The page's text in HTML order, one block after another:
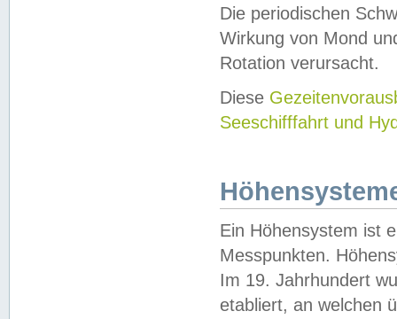
Die periodischen
Wirkung von Mond
Rotation verursacht.
Diese
Seeschifffahrt und
Ein Höhensystem ist
Messpunkten.
Im 19. Jahrhundert
etabliert, an welchen